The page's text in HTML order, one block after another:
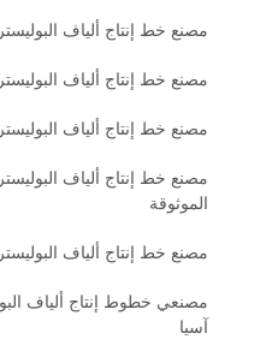
مصنع خط إنتاج ألياف
مصنع خط إنتاج ألياف
مصنع خط إنتاج ألياف
مصنع خط إنتاج ألياف
الموثوقة
مصنع خط إنتاج ألياف
مصنعي خطوط إنتاج ألياف
آسيا